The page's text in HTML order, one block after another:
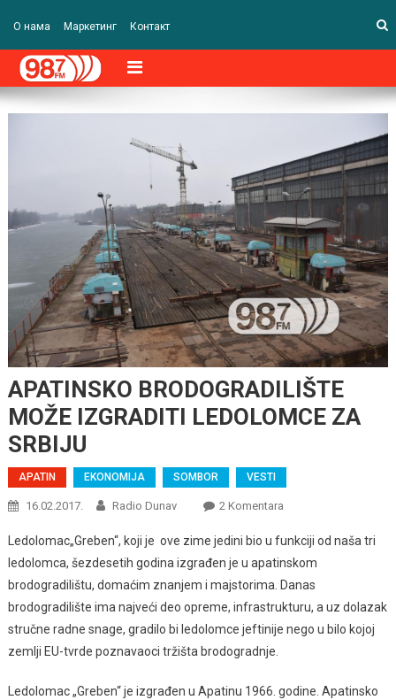
О нама Маркетинг Контакт
APATINSKO BRODOGRADILIŠTE
MOŽE IZGRADITI LEDOLOMCE ZA
SRBIJU
APATIN EKONOMIJA SOMBOR VESTI
16.02.2017. Radio Dunav 2 KomentaraNa
BRODOGRADILIŠTE
MOŽE
IZGRADITI
LEDOLOMCE
ZA
Ledolomac„Greben“, koji je ove zime jedini bio u funkciji od naša tri
ledolomca, šezdesetih godina izgrađen je u apatinskom
brodogradilištu, domaćim znanjem i majstorima. Danas
brodogradilište ima najveći deo opreme, infrastrukturu, a uz dolazak
stručne radne snage, gradilo bi ledolomce jeftinije nego u bilo kojoj
zemlji EU-tvrde poznavaoci tržišta brodogradnje.
Ledolomac „Greben“ je izgrađen u Apatinu 1966. godine. Apatinsko